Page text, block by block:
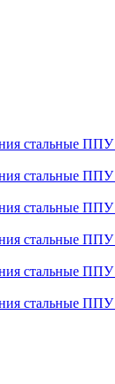
стальные
стальные
стальные
стальные
стальные
стальные